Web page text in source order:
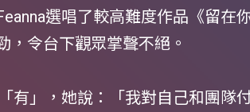
選唱了較高難度作品《留在
，令台下觀眾掌聲不絕。
有」，她說：「我對自己和團隊